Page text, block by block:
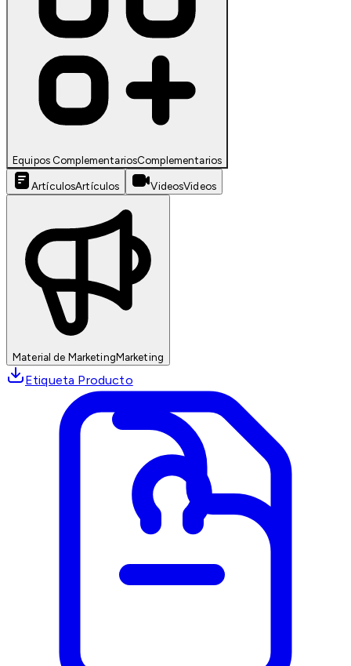
Equipos ComplementariosComplementarios
ArtículosArtículos VideosVideos
Material de MarketingMarketing
Etiqueta Producto